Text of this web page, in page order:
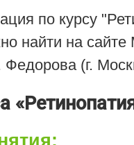
по курсу
найти на
(г.